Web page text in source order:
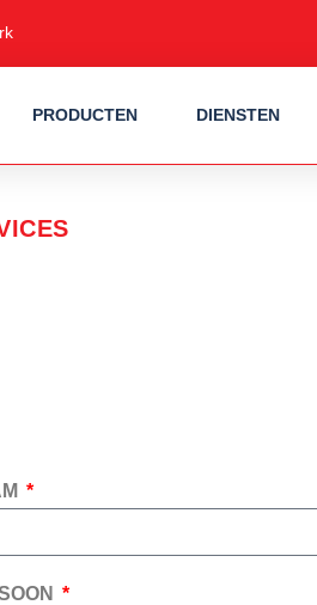
PRODUCTEN DIENSTEN